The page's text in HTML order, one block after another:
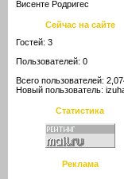
Висенте Родригес
Сейчас на сайте
Гостей: 3
Пользователей: 0
Всего пользователей:
Новый пользователь:
Статистика
Реклама